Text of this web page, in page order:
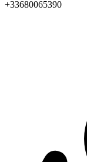
+33680065390